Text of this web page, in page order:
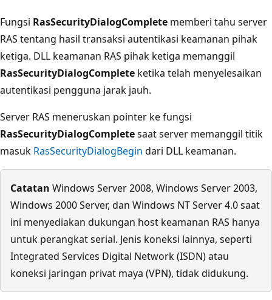
Fungsi RasSecurityDialogComplete memberi tahu server
RAS tentang hasil transaksi autentikasi keamanan pihak
ketiga. DLL keamanan RAS pihak ketiga memanggil
RasSecurityDialogComplete ketika telah menyelesaikan
autentikasi pengguna jarak jauh.
Server RAS meneruskan pointer ke fungsi
RasSecurityDialogCompletesaat server memanggil titik
masuk RasSecurityDialogBegin dari DLL keamanan.
Catatan Windows Server 2008, Windows Server 2003,
Windows 2000 Server, dan Windows NT Server 4.0 saat
ini menyediakan dukungan host keamanan RAS hanya
untuk perangkat serial. Jenis koneksi lainnya, seperti
Integrated Services Digital Network (ISDN) atau
koneksi jaringan privat maya (VPN), tidak didukung.